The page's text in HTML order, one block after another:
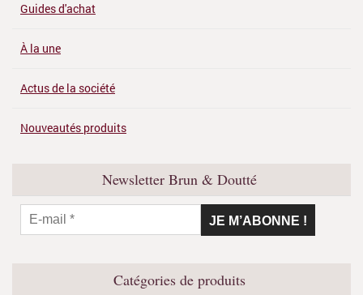
Guides d'achat
À la une
Actus de la société
Nouveautés produits
Newsletter Brun & Doutté
Catégories de produits